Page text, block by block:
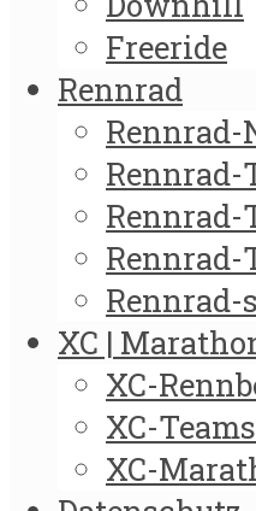
Freeride
Rennrad
Rennrad-
Rennrad-
Rennrad-
XC |
XC-
XC-Teams
XC-